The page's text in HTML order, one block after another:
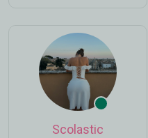
Scolastic